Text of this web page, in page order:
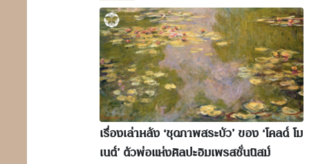
เรื่องเล่าหลัง ‘ชุดภาพสระบัว’ ของ ‘โคลด์ โม
เนต์’ ตัวพ่อแห่งศิลปะอิมเพรสชั่นนิสม์